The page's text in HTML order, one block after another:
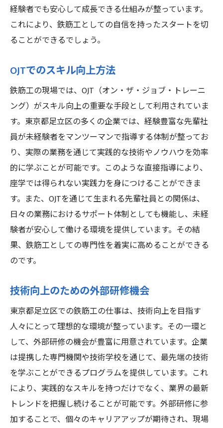
経験者でも安心して成長できる仕組みが整っています。
これにより、鉄筋工としての自信を持ったスタートを切
ることができるでしょう。
OJTでのスキル向上方法
鉄筋工の現場では、OJT（オン・ザ・ジョブ・トレーニ
ング）がスキル向上の重要な手段として利用されていま
す。東京都足立区の多くの企業では、経験豊富な先輩社
員が未経験者をマンツーマンで指導する体制が整ってお
り、実際の業務を通じて実践的な技術やノウハウを効率
的に学ぶことが可能です。このような直接指導により、
座学では得られない実践力を身につけることができま
す。また、OJTを通じて生まれる先輩社員との関係は、
日々の業務におけるサポート体制としても機能し、未経
験者が安心して働ける環境を提供しています。その結
果、鉄筋工としての専門性を着実に高めることができる
のです。
技術向上のための外部研修機会
東京都足立区での鉄筋工の仕事は、技術向上を目指す
人々にとって理想的な環境が整っています。その一環と
して、外部研修の機会が豊富に用意されています。企業
は提携した専門機関や技術学校を通じて、最先端の技術
を学ぶことができるプログラムを提供しています。これ
により、実践的なスキルを持つだけでなく、業界の最新
トレンドを把握し続けることが可能です。外部研修に参
加することで、個々のキャリアアップが期待され、現場